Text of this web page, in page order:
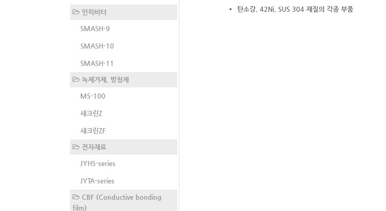
탄소강, 42Ni, SUS 304 재질의 각종 부품
인히비터
SMASH-9
SMASH-10
SMASH-11
녹제거제, 방청제
MS-100
새크린Z
새크린ZF
전자재료
JYHS-series
JYTA-series
CBF (Conductive bonding
film)